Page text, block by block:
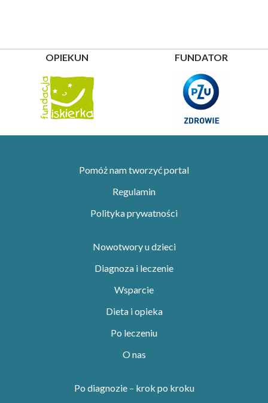
OPIEKUN FUNDATOR
Pomóż nam tworzyć portal
Regulamin
Polityka prywatności
Nowotwory u dzieci
Diagnoza i leczenie
Wsparcie
Dieta i opieka
Po leczeniu
O nas
Po diagnozie – krok po kroku